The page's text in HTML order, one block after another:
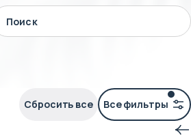
Сбросить все Все фильтры